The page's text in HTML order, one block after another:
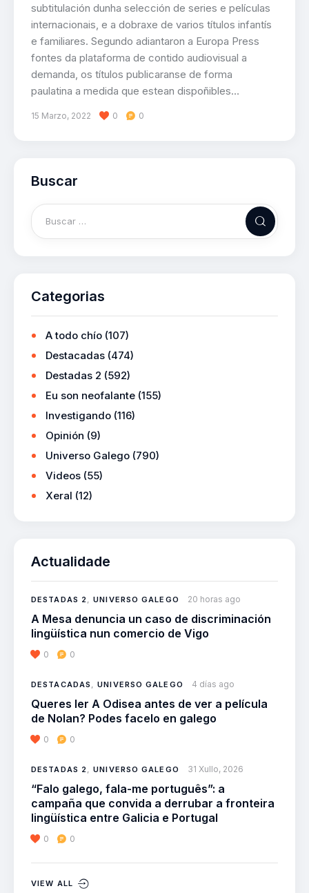
subtitulación dunha selección de series e películas
internacionais, e a dobraxe de varios títulos infantís
e familiares. Segundo adiantaron a Europa Press
fontes da plataforma de contido audiovisual a
demanda, os títulos publicaranse de forma
paulatina a medida que estean dispoñibles…
15 Marzo, 2022 0 0
Buscar
Categorias
A todo chío (107)
Destacadas (474)
Destadas 2 (592)
Eu son neofalante (155)
Investigando (116)
Opinión (9)
Universo Galego (790)
Videos (55)
Xeral (12)
Actualidade
DESTADAS 2,UNIVERSO GALEGO 20 horas ago
A Mesa denuncia un caso de discriminación
lingüística nun comercio de Vigo
0 0
DESTACADAS ,UNIVERSO GALEGO 4 días ago
Queres ler A Odisea antes de ver a película
de Nolan? Podes facelo en galego
0 0
DESTADAS 2,UNIVERSO GALEGO 31 Xullo, 2026
“Falo galego, fala-me português”: a
campaña que convida a derrubar a fronteira
lingüística entre Galicia e Portugal
0 0
VIEW ALL